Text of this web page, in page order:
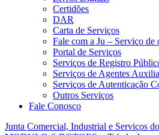
Certidões
DAR
Carta de Serviços
Fale com a Ju – Serviço de
Portal de Serviços
Serviços de Registro
Serviços de Agentes
Serviços de Autenticação
Outros Serviços
Fale Conosco
Junta Comercial, Industrial e Serviços